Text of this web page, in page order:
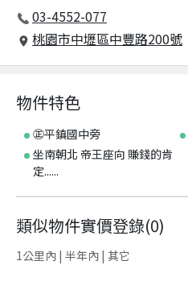
03-4552-077
桃園市中壢區中豐路200號
物件特色
㊣平鎮國中旁
坐南朝北 帝王座向 賺錢的肯
定......
類似物件實價登錄(0)
1公里內 | 半年內 | 其它